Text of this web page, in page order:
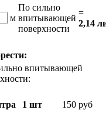
м
По сильно
впитывающей
поверхности
=
2,14
впитывающей
1 шт
150 руб